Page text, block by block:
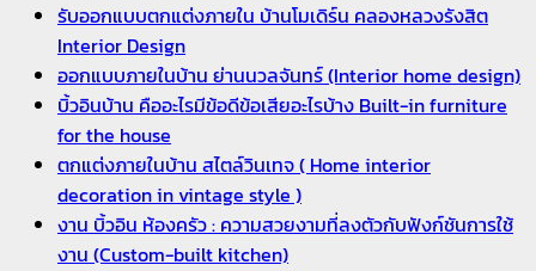
รับออกแบบตกแต่งภายใน บ้านโมเดิร์น คลองหลวงรังสิต
Interior Design
ออกแบบภายในบ้าน ย่านนวลจันทร์ (Interior home design)
บิ้วอินบ้าน คืออะไรมีข้อดีข้อเสียอะไรบ้าง Built-in furniture
for the house
ตกแต่งภายในบ้าน สไตล์วินเทจ ( Home interior
decoration in vintage style )
งาน บิ้วอิน ห้องครัว : ความสวยงามที่ลงตัวกับฟังก์ชันการใช้
งาน (Custom-built kitchen)